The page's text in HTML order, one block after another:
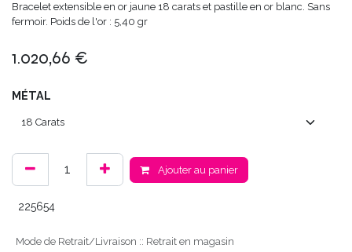
Bracelet extensible en or jaune 18 carats et pastille en or blanc. Sans
fermoir. Poids de l'or : 5,40 gr
1.020,66 €
MÉTAL
Ajouter au panier
225654
Mode de Retrait/Livraison :: Retrait en magasin